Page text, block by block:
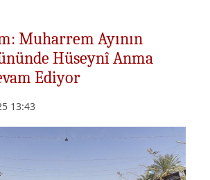
Muharrem Ayının
Hüseynî Anma
Ediyor
13:43